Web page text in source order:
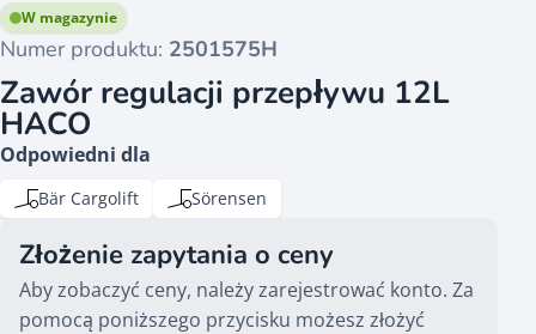
Numer produktu: 2501575H
W magazynie
Zawór regulacji przepływu 12L
HACO
Odpowiedni dla
Bär Cargolift Sörensen
Złożenie zapytania o ceny
Aby zobaczyć ceny, należy zarejestrować konto. Za
pomocą poniższego przycisku możesz złożyć